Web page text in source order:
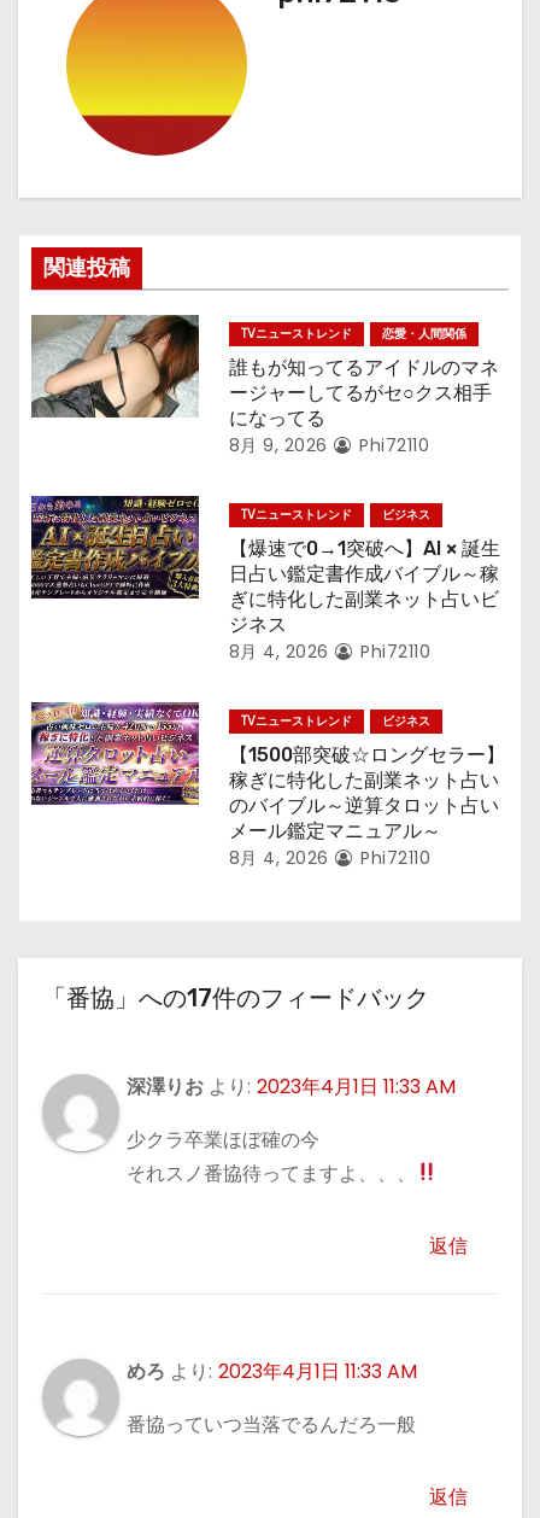
ビ
ゲ
シ
ョ
ン
関連投稿
TVニューストレンド 恋愛・人間関係
誰もが知ってるアイドルのマネ
ージャーしてるがセ○クス相手
になってる
8月 9, 2026 Phi72110
TVニューストレンド ビジネス
【爆速で0→1突破へ】AI × 誕生
日占い鑑定書作成バイブル～稼
ぎに特化した副業ネット占いビ
ジネス
8月 4, 2026 Phi72110
TVニューストレンド ビジネス
【1500部突破☆ロングセラー】
稼ぎに特化した副業ネット占い
のバイブル～逆算タロット占い
メール鑑定マニュアル～
8月 4, 2026 Phi72110
「番協」への17件のフィードバック
深澤りお より: 2023年4月1日 11:33 AM
少クラ卒業ほぼ確の今
それスノ番協待ってますよ、、、
返信
めろ より: 2023年4月1日 11:33 AM
番協っていつ当落でるんだろ一般
返信